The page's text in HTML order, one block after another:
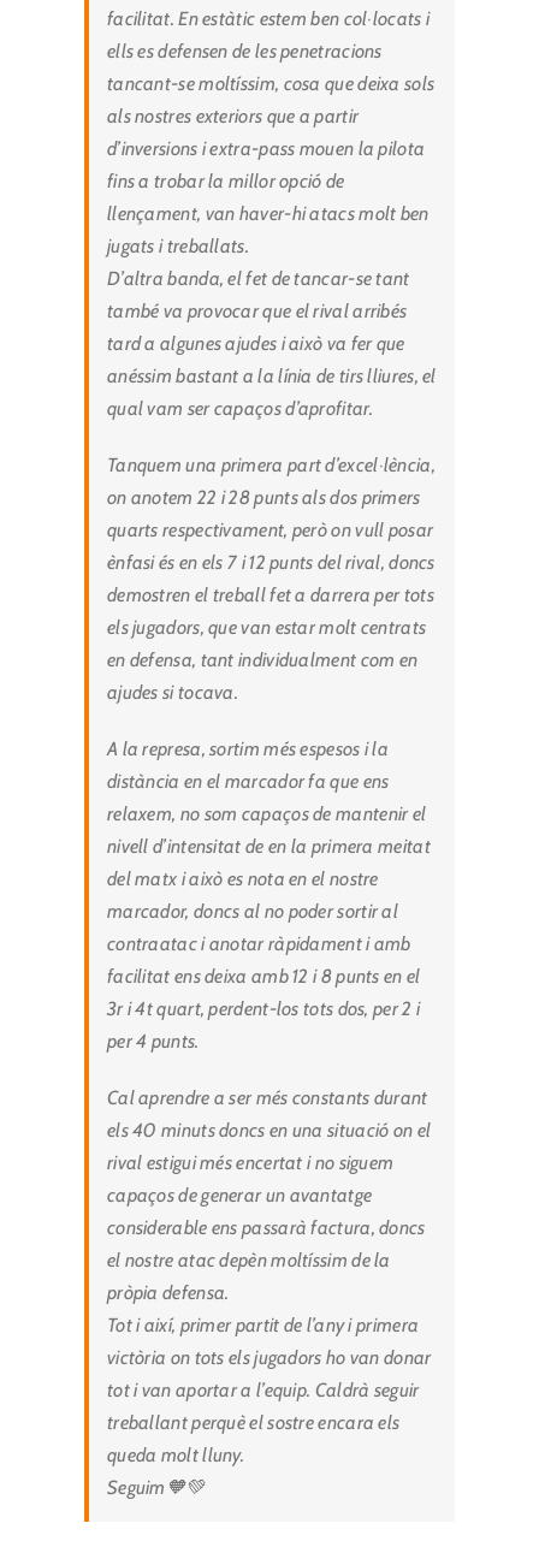
facilitat. En estàtic estem ben col·locats i
ells es defensen de les penetracions
tancant-se moltíssim, cosa que deixa sols
als nostres exteriors que a partir
d’inversions i extra-pass mouen la pilota
fins a trobar la millor opció de
llençament, van haver-hi atacs molt ben
jugats i treballats.
D’altra banda, el fet de tancar-se tant
també va provocar que el rival arribés
tard a algunes ajudes i això va fer que
anéssim bastant a la línia de tirs lliures, el
qual vam ser capaços d’aprofitar.
Tanquem una primera part d’excel·lència,
on anotem 22 i 28 punts als dos primers
quarts respectivament, però on vull posar
ènfasi és en els 7 i 12 punts del rival, doncs
demostren el treball fet a darrera per tots
els jugadors, que van estar molt centrats
en defensa, tant individualment com en
ajudes si tocava.
A la represa, sortim més espesos i la
distància en el marcador fa que ens
relaxem, no som capaços de mantenir el
nivell d’intensitat de en la primera meitat
del matx i això es nota en el nostre
marcador, doncs al no poder sortir al
contraatac i anotar ràpidament i amb
facilitat ens deixa amb 12 i 8 punts en el
3r i 4t quart, perdent-los tots dos, per 2 i
per 4 punts.
Cal aprendre a ser més constants durant
els 40 minuts doncs en una situació on el
rival estigui més encertat i no siguem
capaços de generar un avantatge
considerable ens passarà factura, doncs
el nostre atac depèn moltíssim de la
pròpia defensa.
Tot i així, primer partit de l’any i primera
victòria on tots els jugadors ho van donar
tot i van aportar a l’equip. Caldrà seguir
treballant perquè el sostre encara els
queda molt lluny.
Seguim🧡💚